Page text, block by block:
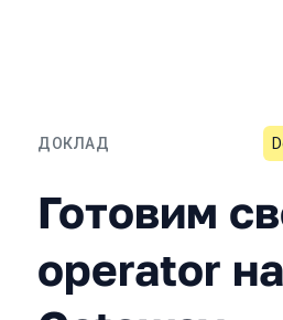
ДОКЛАД
Готовим
Готовим
operator